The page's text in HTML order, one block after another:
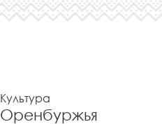
Культура
Оренбуржья